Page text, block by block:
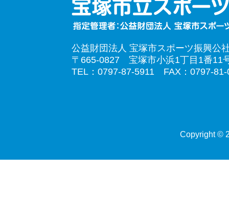
公益財団法人 宝塚市スポーツ振興公
〒665-0827 宝塚市小浜1丁目1番11
TEL：0797-87-5911 FAX：0797-81-
Copyright ©